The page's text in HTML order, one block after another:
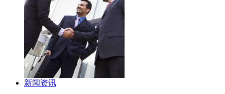
新闻资讯